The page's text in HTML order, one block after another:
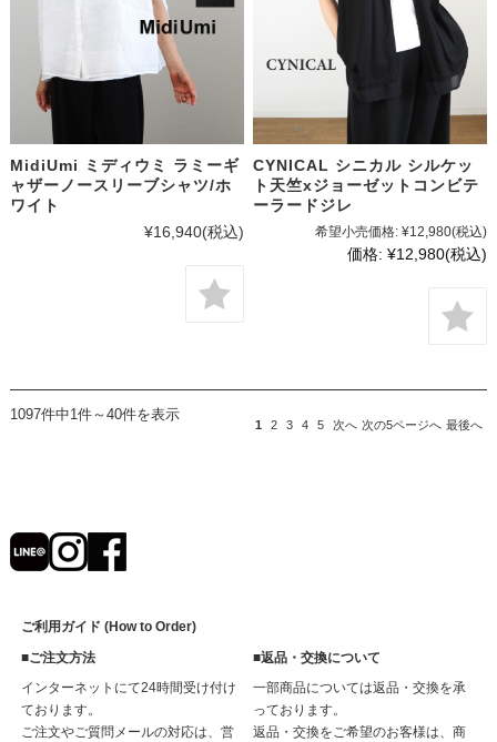
MidiUmi ミディウミ ラミーギ
ャザーノースリーブシャツ/ホ
ワイト
¥16,940(税込)
CYNICAL シニカル シルケッ
ト天竺xジョーゼットコンビテ
ーラードジレ
希望小売価格: ¥12,980(税込)
価格: ¥12,980(税込)
1097件中1件～40件を表示
1 2 3 4 5 次へ 次の5ページへ 最後へ
ご利用ガイド (How to Order)
■ご注文方法
インターネットにて24時間受け付け
ております。
ご注文やご質問メールの対応は、営
■返品・交換について
一部商品については返品・交換を承
っております。
返品・交換をご希望のお客様は、商